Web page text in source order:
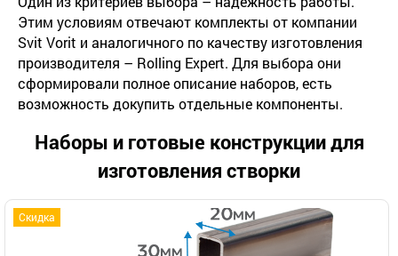
Этим условиям отвечают комплекты от компании
Svit Vorit и аналогичного по качеству изготовления
производителя – Rolling Expert. Для выбора они
сформировали полное описание наборов, есть
возможность докупить отдельные компоненты.
Наборы и готовые конструкции для
изготовления створки
Скидка